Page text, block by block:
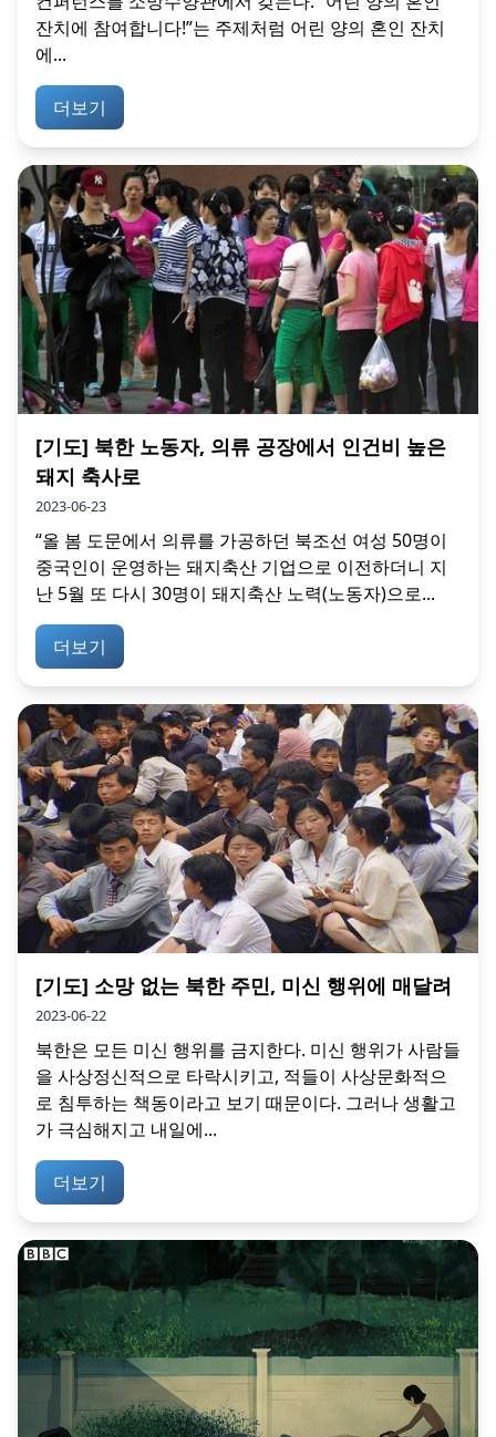
잔치에 참여합니다!”는 주제처럼 어린 양의 혼인 잔치
에...
더보기
[기도] 북한 노동자, 의류 공장에서 인건비 높은
돼지 축사로
2023-06-23
“올 봄 도문에서 의류를 가공하던 북조선 여성 50명이
중국인이 운영하는 돼지축산 기업으로 이전하더니 지
난 5월 또 다시 30명이 돼지축산 노력(노동자)으로...
더보기
[기도] 소망 없는 북한 주민, 미신 행위에 매달려
2023-06-22
북한은 모든 미신 행위를 금지한다. 미신 행위가 사람들
을 사상정신적으로 타락시키고, 적들이 사상문화적으
로 침투하는 책동이라고 보기 때문이다. 그러나 생활고
가 극심해지고 내일에...
더보기